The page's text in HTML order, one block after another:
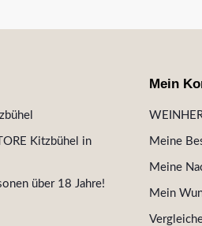
Kitzbühel in
über 18 Jahre!
Mein
Meine
Meine
Mein